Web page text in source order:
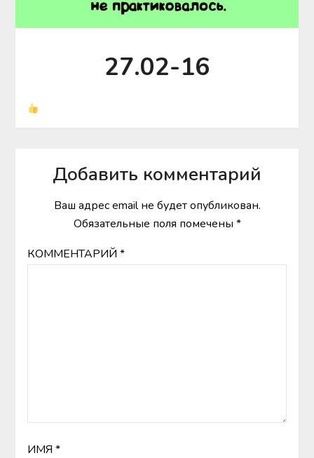
27.02-16
Добавить комментарий
Ваш адрес email не будет опубликован.
Обязательные поля помечены *
КОММЕНТАРИЙ *
ИМЯ *